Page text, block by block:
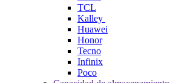
TCL
Kalley
Huawei
Honor
Tecno
Infinix
Poco